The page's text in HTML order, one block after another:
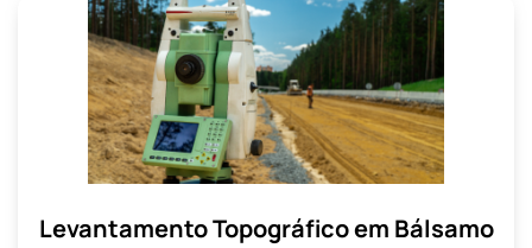
Levantamento Topográfico em Bálsamo